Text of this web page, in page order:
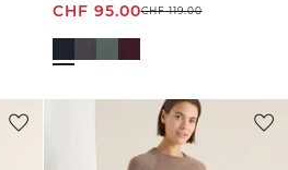
CHF 95.00CHF119.00